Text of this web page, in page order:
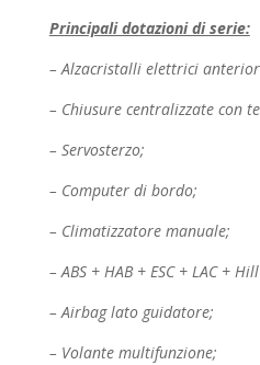
Principali dotazioni di serie:
– Alzacristalli elettrici
– Chiusure centralizzate con
– Servosterzo;
– Computer di bordo;
– Climatizzatore manuale;
– ABS + HAB + ESC + LAC +
– Airbag lato guidatore;
– Volante multifunzione;